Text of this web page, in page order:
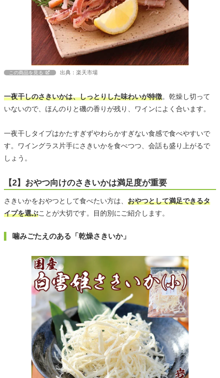
この商品を見る 出典：楽天市場
一夜干しのさきいかは、しっとりした味わいが特徴。乾燥し切って
いないので、ほんのりと磯の香りが残り、ワインによく合います。
一夜干しタイプはかたすぎずやわらかすぎない食感で食べやすいで
す。ワイングラス片手にさきいかを食べつつ、会話も盛り上がるで
しょう。
【2】おやつ向けのさきいかは満足度が重要
さきいかをおやつとして食べたい方は、 おやつとして満足できるタ
イプを選ぶことが大切です。目的別にご紹介します。
噛みごたえのある「乾燥さきいか」